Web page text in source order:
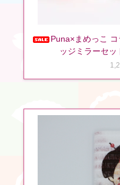
Puna×まめっこ
ッジミラーセ